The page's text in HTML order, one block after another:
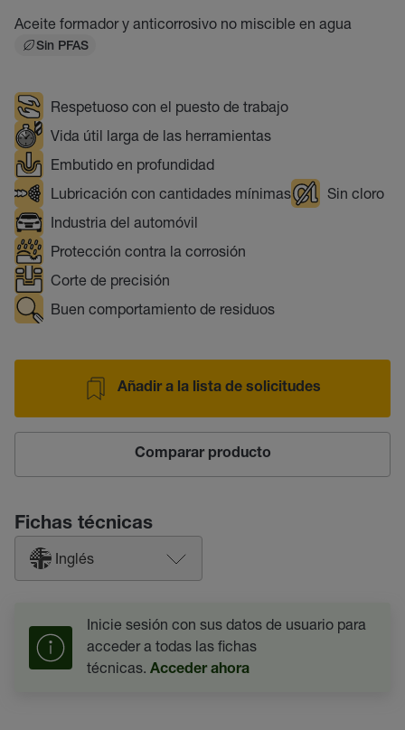
Aceite formador y anticorrosivo no miscible en agua
Sin PFAS
Respetuoso con el puesto de trabajo
Vida útil larga de las herramientas
Embutido en profundidad
Lubricación con cantidades mínimas
Sin cloro
Industria del automóvil
Protección contra la corrosión
Corte de precisión
Buen comportamiento de residuos
Añadir a la lista de solicitudes
Comparar producto
Fichas técnicas
Inglés
Inicie sesión con sus datos de usuario para
acceder a todas las fichas
técnicas. Acceder ahora